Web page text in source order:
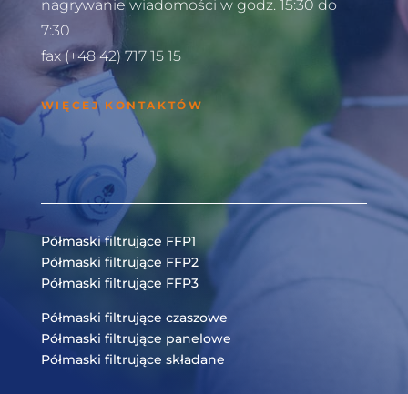
nagrywanie wiadomości w godz. 15:30 do
7:30
fax (+48 42) 717 15 15
WIĘCEJ KONTAKTÓW
Półmaski filtrujące FFP1
Półmaski filtrujące FFP2
Półmaski filtrujące FFP3
Półmaski filtrujące czaszowe
Półmaski filtrujące panelowe
Półmaski filtrujące składane